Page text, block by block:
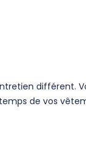
différent.
de vos